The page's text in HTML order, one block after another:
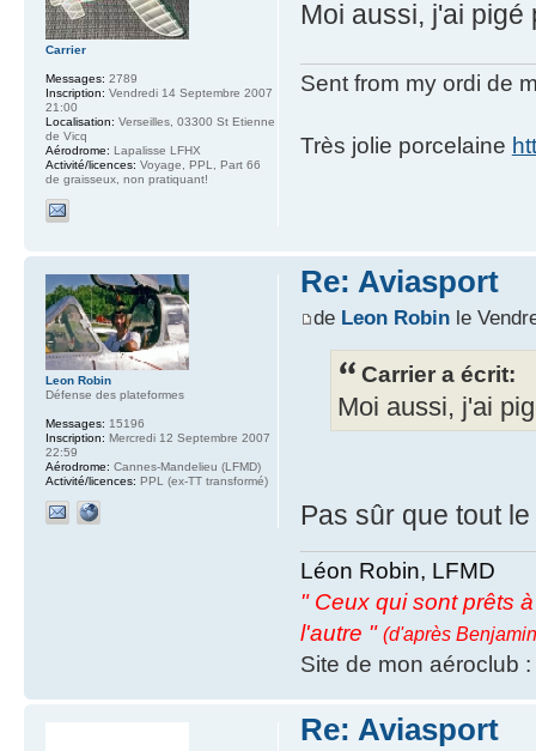
Moi aussi, j'ai pigé
Sent from my ordi de
Très jolie porcelaine
Carrier
Messages: 2789
Inscription: Vendredi 14 Septembre 2007
21:00
Localisation: Verseilles, 03300 St Etienne
de Vicq
Aérodrome: Lapalisse LFHX
Activité/licences: Voyage, PPL, Part 66
de graisseux, non pratiquant!
Re: Aviasport
de Leon Robinle
Carrier a écrit:
Moi aussi, j'ai
Pas sûr que tout
Léon Robin, LFMD
" Ceux qui sont prêts
l'autre " (d'après
Site de mon aéroclub :
Leon Robin
Défense des plateformes
Messages: 15196
Inscription: Mercredi 12 Septembre 2007
22:59
Aérodrome: Cannes-Mandelieu (LFMD)
Activité/licences: PPL (ex-TT transformé)
Re: Aviasport